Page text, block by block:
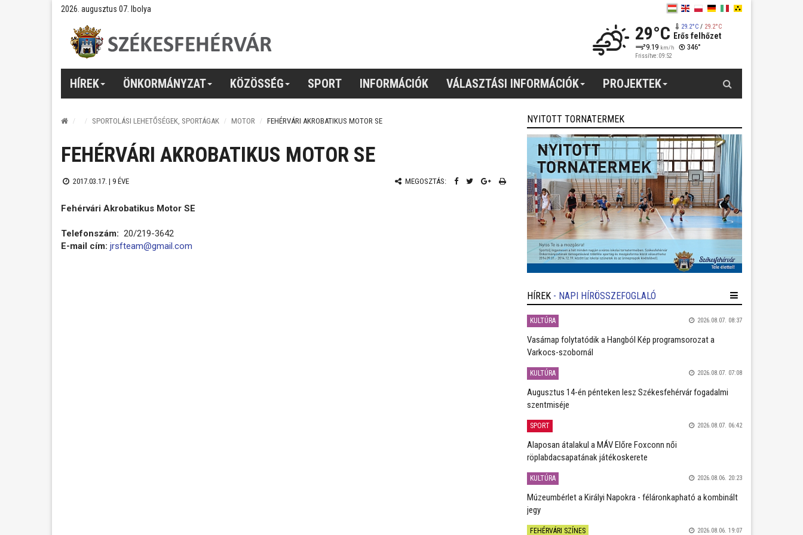
2026. augusztus 07. Ibolya
29°C 29.2°C/ 29.2°C
Erős felhőzet
9.19 km/h 346°
Frissítve: 09:52
HÍREK ÖNKORMÁNYZAT KÖZÖSSÉG SPORT INFORMÁCIÓK VÁLASZTÁSI INFORMÁCIÓK PROJEKTEK
SPORTOLÁSI LEHETŐSÉGEK, SPORTÁGAK MOTOR FEHÉRVÁRI AKROBATIKUS MOTOR SE
FEHÉRVÁRI AKROBATIKUS MOTOR SE
2017.03.17. | 9 ÉVE MEGOSZTÁS:
Fehérvári Akrobatikus Motor SE
Telefonszám: 20/219-3642
E-mail cím: jrsfteam@gmail.com
NYITOTT TORNATERMEK
HÍREK - NAPI HÍRÖSSZEFOGLALÓ
KULTÚRA 2026.08.07. 08:37
Vasárnap folytatódik a Hangból Kép programsorozat a
Varkocs-szobornál
KULTÚRA 2026.08.07. 07:08
Augusztus 14-én pénteken lesz Székesfehérvár fogadalmi
szentmiséje
SPORT 2026.08.07. 06:42
Alaposan átalakul a MÁV Előre Foxconn női
röplabdacsapatának játékoskerete
KULTÚRA 2026.08.06. 20:23
Múzeumbérlet a Királyi Napokra - féláronkapható a kombinált
jegy
FEHÉRVÁRI SZÍNES 2026.08.06. 19:07